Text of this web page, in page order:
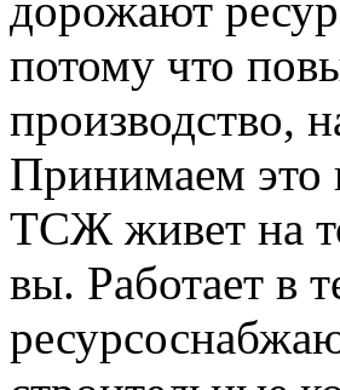
потому что
производство,
Принимаем это
ТСЖ живет на
вы. Работает в